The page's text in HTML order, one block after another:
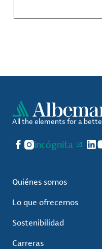
compuestos de
All the elements for a
Facebook
Instagram
incógnita
Quiénes somos
Lo que ofrecemos
Sostenibilidad
Carreras